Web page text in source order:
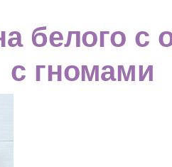
белого с
с гномами